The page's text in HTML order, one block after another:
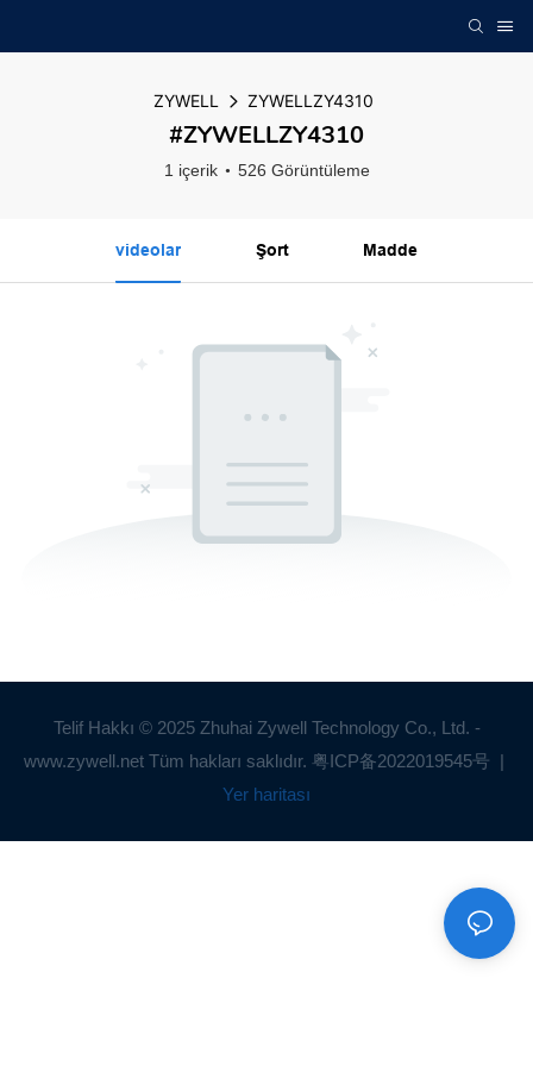
ZYWELL ZYWELLZY4310
#ZYWELLZY4310
1 içerik 526 Görüntüleme
videolar Şort Madde
Telif Hakkı © 2025 Zhuhai Zywell Technology Co., Ltd. -
www.zywell.net Tüm hakları saklıdır. 粤ICP备2022019545号 |
Yer haritası